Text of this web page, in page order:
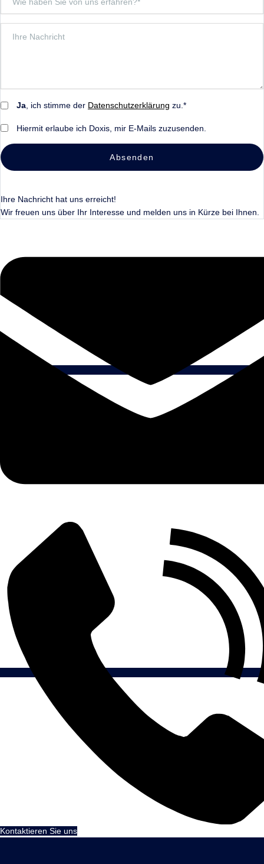
Ja, ich stimme der Datenschutzerklärung zu.*
Hiermit erlaube ich Doxis, mir E-Mails zuzusenden.
Absenden
Ihre Nachricht hat uns erreicht!
Wir freuen uns über Ihr Interesse und melden uns in Kürze bei Ihnen.
Kontaktieren Sie uns